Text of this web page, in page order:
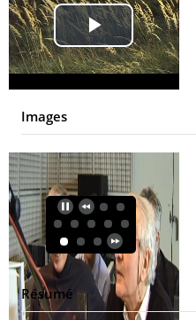
Play
Video
Images
Résumé